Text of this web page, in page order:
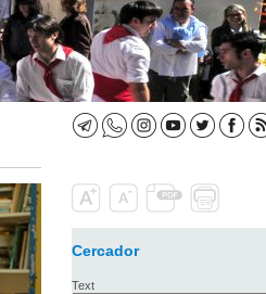
Cercador
Text